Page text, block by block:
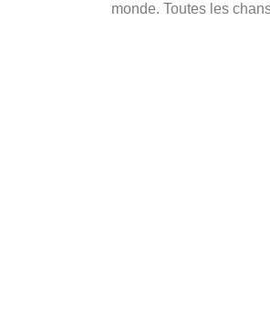
monde. Toutes les